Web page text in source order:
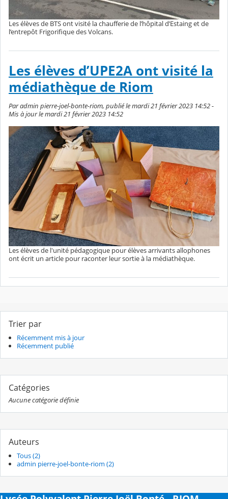
Les élèves de BTS ont visité la chaufferie de l’hôpital d’Estaing et de
l’entrepôt Frigorifique des Volcans.
Les élèves d’UPE2A ont visité la
médiathèque de Riom
Par admin pierre-joel-bonte-riom, publié le mardi 21 février 2023 14:52 -
Mis à jour le mardi 21 février 2023 14:52
Les élèves de l'unité pédagogique pour élèves arrivants allophones
ont écrit un article pour raconter leur sortie à la médiathèque.
Trier par
Récemment mis à jour
Récemment publié
Catégories
Aucune catégorie définie
Auteurs
Tous (2)
admin pierre-joel-bonte-riom (2)